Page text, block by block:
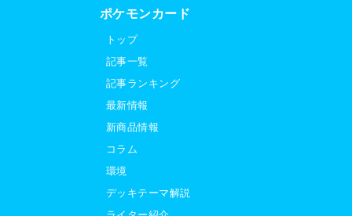
ポケモンカード
トップ
記事一覧
記事ランキング
最新情報
新商品情報
コラム
環境
デッキテーマ解説